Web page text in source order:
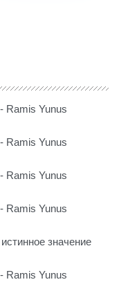
Ramis Yunus
Ramis Yunus
Ramis Yunus
Ramis Yunus
значение
Ramis Yunus